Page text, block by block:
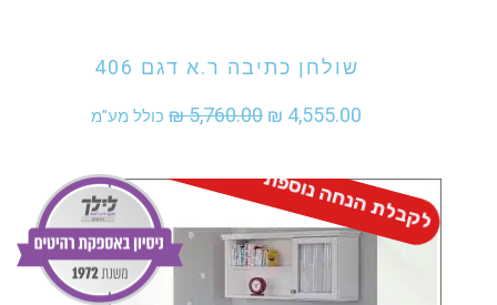
שולחן כתיבה ר.א דגם 406
₪5,760.00
המחיר
היה:
₪ 5,760.00.
₪ 4,555.00
המחיר
הוא:
₪ 4,555.00.
כולל מע"מ
לקבלת הנחה נוספת - התקשר